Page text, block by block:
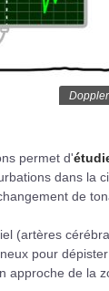
Doppler
permet d'
dans la
de
(artères
pour
approche de la